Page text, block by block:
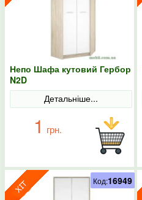
Непо Шафа кутовий Гербор
N2D
Детальніше...
1 грн.
Код:16949